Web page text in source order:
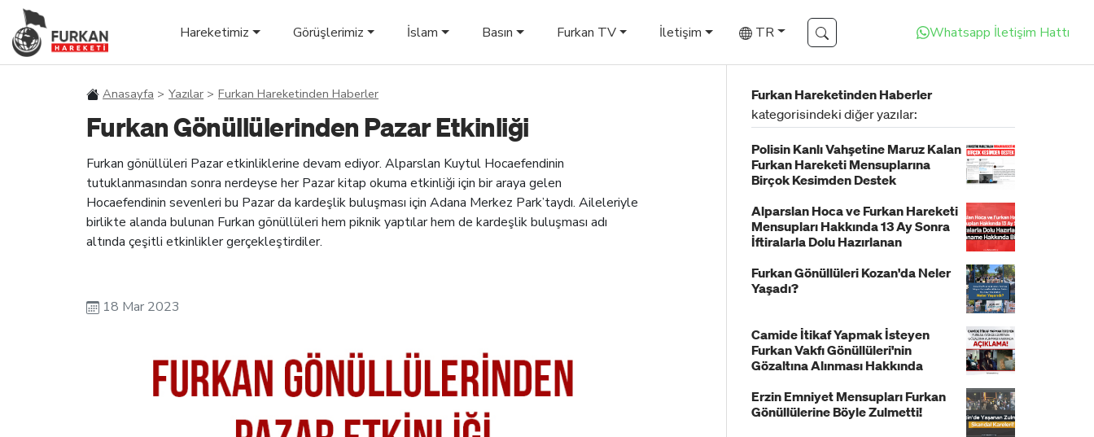
Hareketimiz Görüşlerimiz İslam Basın Furkan TV İletişim TR Whatsapp İletişim Hattı
Anasayfa Yazılar Furkan Hareketinden Haberler
Furkan Gönüllülerinden Pazar Etkinliği
Furkan gönüllüleri Pazar etkinliklerine devam ediyor. Alparslan Kuytul Hocaefendinin
tutuklanmasından sonra nerdeyse her Pazar kitap okuma etkinliği için bir araya gelen
Hocaefendinin sevenleri bu Pazar da kardeşlik buluşması için Adana Merkez Park’taydı. Aileleriyle
birlikte alanda bulunan Furkan gönüllüleri hem piknik yaptılar hem de kardeşlik buluşması adı
altında çeşitli etkinlikler gerçekleştirdiler.
18 Mar 2023
Furkan Hareketinden Haberler
kategorisindeki diğer yazılar:
Polisin Kanlı Vahşetine Maruz Kalan
Furkan Hareketi Mensuplarına
Birçok Kesimden Destek
Alparslan Hoca ve Furkan Hareketi
Mensupları Hakkında 13 Ay Sonra
İftiralarla Dolu Hazırlanan
Furkan Gönüllüleri Kozan'da Neler
Yaşadı?
Camide İtikaf Yapmak İsteyen
Furkan Vakfı Gönüllüleri'nin
Gözaltına Alınması Hakkında
Erzin Emniyet Mensupları Furkan
Gönüllülerine Böyle Zulmetti!